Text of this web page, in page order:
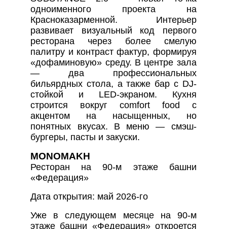
одноименного проекта на
Красноказарменной. Интерьер
развивает визуальный код первого
ресторана через более смелую
палитру и контраст фактур, формируя
«дофаминовую» среду. В центре зала
— два профессиональных
бильярдных стола, а также бар с DJ-
стойкой и LED-экраном. Кухня
строится вокруг comfort food с
акцентом на насыщенных, но
понятных вкусах. В меню — смэш-
бургеры, пасты и закуски.
MONOMAKH
Ресторан на 90-м этаже башни
«Федерация»
Дата открытия: май 2026-го
Уже в следующем месяце на 90-м
этаже башни «Федерация» откроется